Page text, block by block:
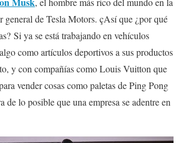
general de Tesla Motors. çAsí que ¿por qué
Si ya se está trabajando en vehículos
como artículos deportivos a sus productos
y con compañías como Louis Vuitton que
vender cosas como paletas de Ping Pong
de lo posible que una empresa se adentre en